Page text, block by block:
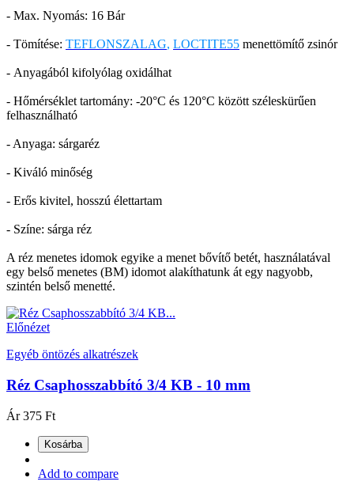
- Max. Nyomás: 16 Bár
- Tömítése: TEFLONSZALAG, LOCTITE55 menettömítő zsinór
- Anyagából kifolyólag oxidálhat
- Hőmérséklet tartomány: -20°C és 120°C között széleskürűen
felhasználható
- Anyaga: sárgaréz
- Kiváló minőség
- Erős kivitel, hosszú élettartam
- Színe: sárga réz
A réz menetes idomok egyike a menet bővítő betét, használatával
egy belső menetes (BM) idomot alakíthatunk át egy nagyobb,
szintén belső menetté.
Előnézet
Egyéb öntözés alkatrészek
Réz Csaphosszabbító 3/4 KB - 10 mm
Ár 375 Ft
Kosárba
Add to compare